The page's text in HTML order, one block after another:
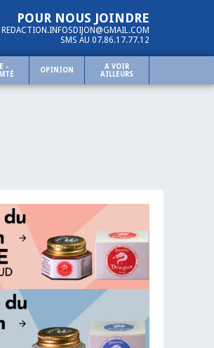
POUR NOUS JOINDRE
REDACTION.INFOSDIJON@GMAIL.COM
SMS AU 07.86.17.77.12
-
OPINION
A VOIR
AILLEURS